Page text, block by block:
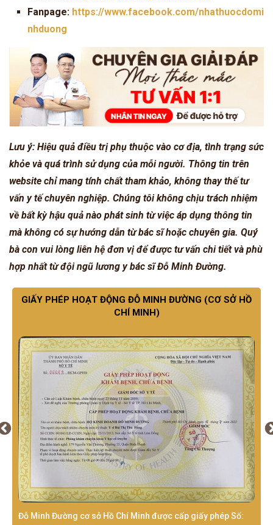
Fanpage: https://www.facebook.com/nhathuocdomi
nhduong
Lưu ý: Hiệu quả điều trị phụ thuộc vào cơ địa, tình trạng sức
khỏe và quá trình sử dụng của mỗi người. Thông tin trên
website chỉ mang tính chất tham khảo, không thay thế tư
vấn y tế chuyên nghiệp. Chúng tôi không chịu trách nhiệm
về bất kỳ hậu quả nào phát sinh từ việc áp dụng thông tin
mà không có sự hướng dẫn từ bác sĩ hoặc chuyên gia. Quý
bà con vui lòng liên hệ đơn vị để được tư vấn chi tiết và phù
hợp nhất từ đội ngũ lương y bác sĩ Đỗ Minh Đường.
GIẤY PHÉP HOẠT ĐỘNG ĐỖ MINH ĐƯỜNG (CƠ SỞ HỒ
CHÍ MINH)
Đỗ Minh Đường cơ sở Hồ Chí Minh được cấp giấy phép Số: